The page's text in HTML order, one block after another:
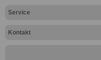
Service
Kontakt